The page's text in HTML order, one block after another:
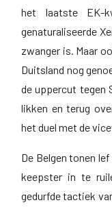
het laatste EK-
genaturaliseerde
zwanger is. Maar
Duitsland nog
de uppercut tegen
likken en terug
het duel met de
De Belgen tonen
keepster in te
gedurfde tactiek